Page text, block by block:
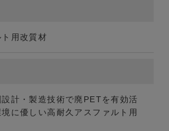
用改質材
計・製造技術で廃PETを有効活
に優しい高耐久アスファルト用